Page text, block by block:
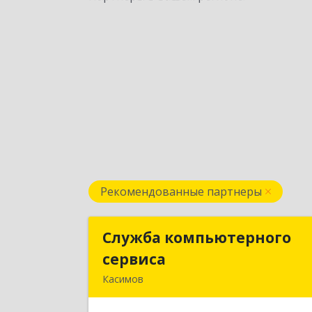
Рекомендованные партнеры
Служба компьютерного
сервиса
Касимов
Служба компьютерного